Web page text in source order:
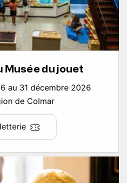
Musée du jouet
au 31 décembre 2026
de Colmar